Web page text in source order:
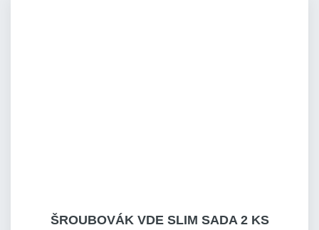
ŠROUBOVÁK VDE SLIM SADA 2 KS